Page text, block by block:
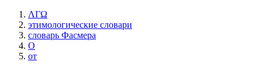
ΛΓΩ
этимологические словари
словарь Фасмера
О
от